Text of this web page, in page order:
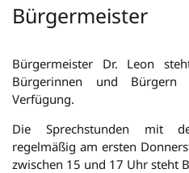
Bürgermeister
Bürgermeister Dr. Leon
Bürgerinnen und Bürgern
Verfügung.
Die Sprechstunden mit
regelmäßig am ersten
zwischen 15 und 17 Uhr steht